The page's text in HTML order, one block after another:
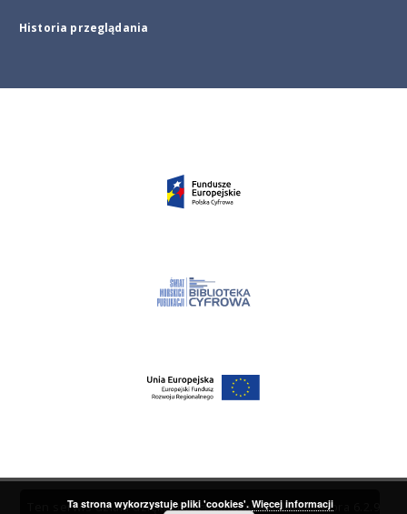
Historia przeglądania
Ten serwis działa dzięki oprogramowaniuDInGO dLibra 6.2.9
Ta strona wykorzystuje pliki 'cookies'. Więcej informacji